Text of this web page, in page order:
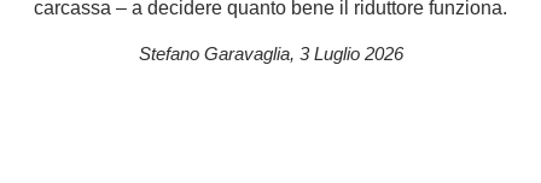
carcassa – a decidere quanto bene il riduttore funziona.
Stefano Garavaglia, 3 Luglio 2026